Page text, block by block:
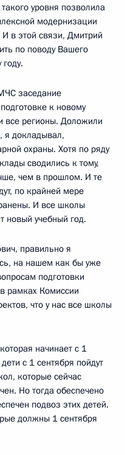
уровня позволила
модернизации
в этой связи, Дмитрий
по поводу Вашего
заседание
к новому
все регионы. Доложили
я докладывал,
охраны. Хотя по ряду
сводились к тому,
чем в прошлом. И те
по крайней мере
И все школы
новый учебный год.
правильно я
на нашем как бы уже
подготовки
рамках Комиссии
что у нас все школы
начинает с 1
с 1 сентября пойдут
которые сейчас
Но тогда обеспечено
подвоз этих детей.
должны 1 сентября